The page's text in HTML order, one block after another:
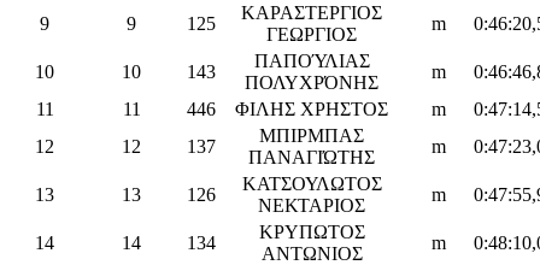
9 9 125
ΚΑΡΑΣΤΕΡΓΙΟΣ
ΓΕΩΡΓΙΟΣ
m
10 10 143
ΠΑΠΟΎΛΙΑΣ
ΠΟΛΥΧΡΌΝΗΣ
m
11
11 446 ΦΙΛΗΣ ΧΡΗΣΤΟΣ m
12
12 137
ΜΠΙΡΜΠΑΣ
ΠΑΝΑΓΙΏΤΗΣ
m
13 13 126
ΚΑΤΣΟΥΛΩΤΟΣ
ΝΕΚΤΑΡΙΟΣ
m
14 14 134
ΚΡΥΠΩΤΟΣ
ΑΝΤΩΝΙΟΣ
m